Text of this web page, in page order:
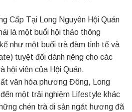
Cấp Tại Long Nguyên Hội Quán
là một buổi hội thảo thông
như một buổi trà đàm tinh tế và
tuyệt đối dành riêng cho các
hội viên của Hội Quán.
văn hóa phương Đông, Long
một trải nghiệm Lifestyle khác
chén trà di sản ngát hương đã